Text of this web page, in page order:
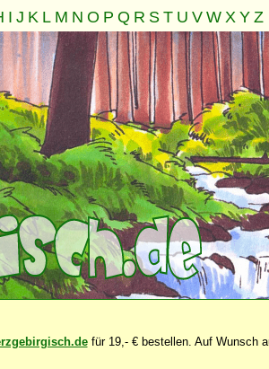
I J K L M N O P Q R S T U V W X Y Z
Familie· Gemeinschaft ·Nahrung·
für 19,- € bestellen. Auf Wunsch